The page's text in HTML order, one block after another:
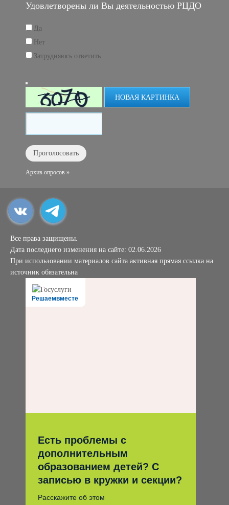
Удовлетворены ли Вы деятельностью РЦДО
Да
Нет
Затрудняюсь ответить
НОВАЯ КАРТИНКА
Архив опросов »
Все права защищены.
Дата последнего изменения на сайте: 02.06.2026
При использовании материалов сайта активная прямая ссылка на
источник обязательна
Решаемвместе
Есть проблемы с
дополнительным
образованием детей? С
записью в кружки и секции?
Расскажите об этом